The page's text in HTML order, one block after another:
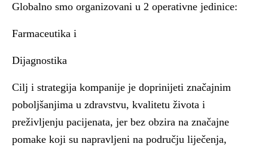
Globalno smo organizovani u 2 operativne jedinice:
Farmaceutika i
Dijagnostika
Cilj i strategija kompanije je doprinijeti značajnim
poboljšanjima u zdravstvu, kvalitetu života i
preživljenju pacijenata, jer bez obzira na značajne
pomake koji su napravljeni na području liječenja,